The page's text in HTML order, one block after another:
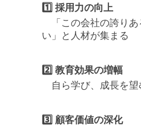
1️⃣ 採用力の向上
「この会社の誇り
い」と人材が集まる
2️⃣ 教育効果の増幅
自ら学び、成長を
3️⃣ 顧客価値の深化